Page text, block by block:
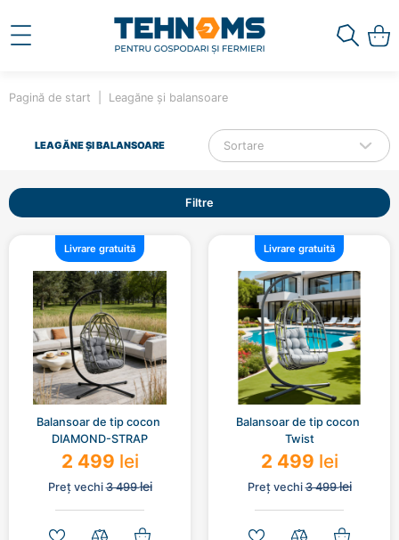
Pagină de start Leagăne și balansoare
LEAGĂNE ȘI BALANSOARE Sortare
Filtre
Livrare gratuită
Balansoar de tip cocon
DIAMOND-STRAP
2 499 lei
Preț vechi3 499lei
Livrare gratuită
Balansoar de tip cocon
Twist
2 499 lei
Preț vechi3 499lei